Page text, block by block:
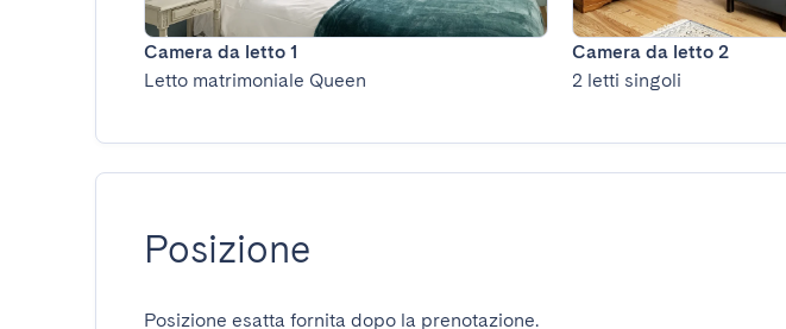
Camera da letto 1
Letto matrimoniale Queen
Camera da letto 2
2 letti singoli
Posizione
Posizione esatta fornita dopo la prenotazione.